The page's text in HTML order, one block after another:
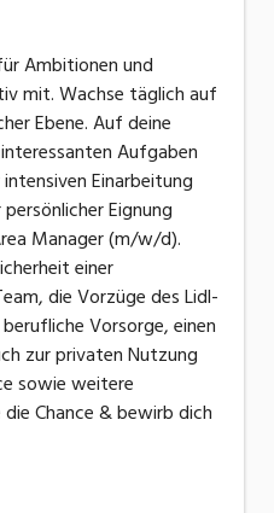
Ambitionen und
mit. Wachse täglich auf
Ebene. Auf deine
Aufgaben
Einarbeitung
Eignung
Manager (m/w/d).
einer
die Vorzüge des Lidl-
Vorsorge, einen
zur privaten Nutzung
sowie weitere
Chance & bewirb dich